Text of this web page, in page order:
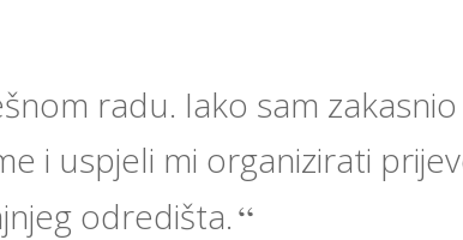
radu. Iako sam
i uspjeli mi organizirati
odredišta.